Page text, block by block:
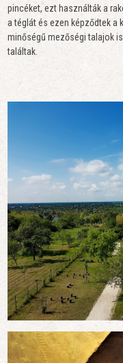
pincéket, ezt használták a
a téglát és ezen képződtek
minőségű mezőségi talajok
találtak.